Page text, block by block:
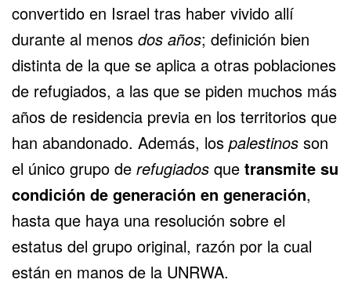
convertido en Israel tras haber vivido allí
durante al menos dos años; definición bien
distinta de la que se aplica a otras poblaciones
de refugiados, a las que se piden muchos más
años de residencia previa en los territorios que
han abandonado. Además, los palestinos son
el único grupo de refugiados que transmite su
condición de generación en generación,
hasta que haya una resolución sobre el
estatus del grupo original, razón por la cual
están en manos de la UNRWA.